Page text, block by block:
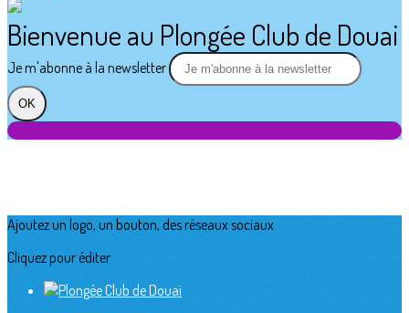
Bienvenue au Plongée Club de Douai
Je m'abonne à la newsletter
OK
Ajoutez un logo, un bouton, des réseaux sociaux
Cliquez pour éditer